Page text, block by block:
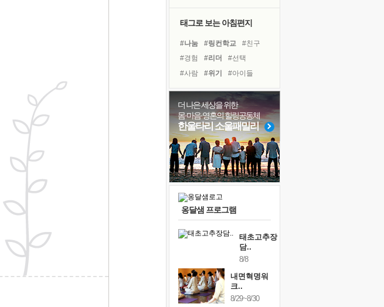
흙이 된 몸으로 출근하는 여자
꿈이 실제가 되는 것
'말 타는 법'을 먼저
졸업식 사진을 보며
아픈 아버지를 위한 공간 설계
극심한 변비, 어깨결림, 수면 장애
보고 싶은 어머니
유년 시절의 부산 영도 바다
못된 꼰대들
거울 속의 나
태그로 보는 아침편지
#나눔 #링컨학교
#친구
#경험
#리더
#선택
#사람
#위기
#아이들
#면역력
#비전캠프
#명상
#다짐
#독서
#바이러스
#극복
#힐링
#도움
#독서캠프
#희망
#계획
더 나은 세상을 위한
몸·마음·영혼의 힐링공동체
한울타리 소울패밀리
옹달샘 프로그램
태초고추장
담..
8/8
내면혁명워
크..
8/29~8/30